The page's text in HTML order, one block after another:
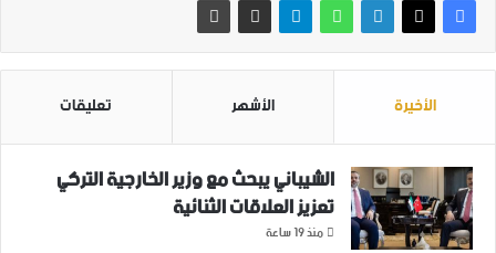
الأخيرة الأشهر تعليقات
الشيباني يبحث مع وزير الخارجية التركي
تعزيز العلاقات الثنائية
منذ 19 ساعة